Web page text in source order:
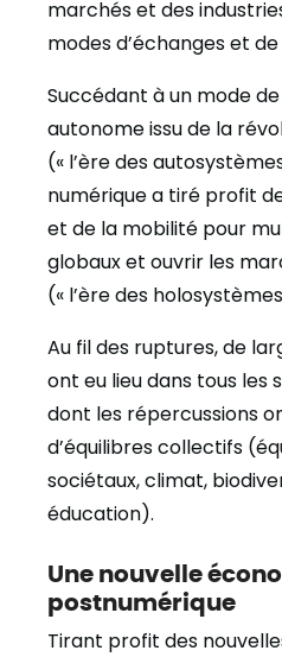
marchés et des
modes d’échanges et
Succédant à un mode
autonome issu de la
(« l’ère des
numérique a tiré profit
et de la mobilité pour
globaux et ouvrir les
(« l’ère des
Au fil des ruptures, de
ont eu lieu dans tous les
dont les répercussions
d’équilibres collectifs
sociétaux, climat,
éducation).
Une nouvelle
postnumérique
Tirant profit des